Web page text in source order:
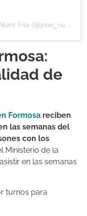
de
Formosa reciben
las semanas del
con los
Ministerio de la
en las semanas
turnos para